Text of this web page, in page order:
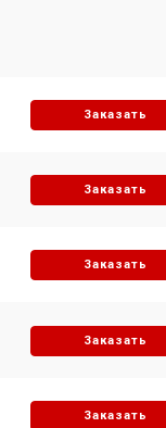
Заказать
Заказать
Заказать
Заказать
Заказать